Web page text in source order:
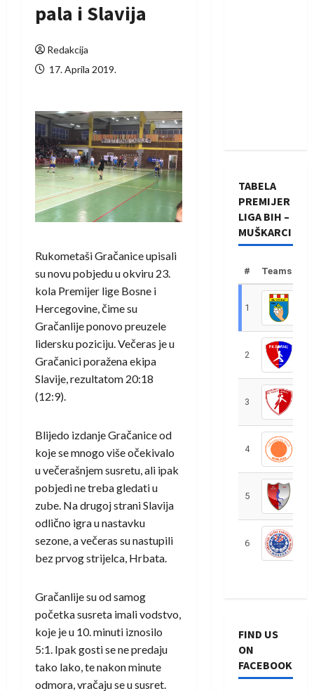
pala i Slavija
Redakcija
17. Aprila 2019.
Rukometaši Gračanice upisali
su novu pobjedu u okviru 23.
kola Premijer lige Bosne i
Hercegovine, čime su
Gračanlije ponovo preuzele
lidersku poziciju. Večeras je u
Gračanici poražena ekipa
Slavije, rezultatom 20:18
(12:9).
Blijedo izdanje Gračanice od
koje se mnogo više očekivalo
u večerašnjem susretu, ali ipak
pobjedi ne treba gledati u
zube. Na drugoj strani Slavija
odlično igra u nastavku
sezone, a večeras su nastupili
bez prvog strijelca, Hrbata.
Gračanlije su od samog
početka susreta imali vodstvo,
koje je u 10. minuti iznosilo
5:1. Ipak gosti se ne predaju
tako lako, te nakon minute
odmora, vračaju se u susret.
TABELA
PREMIJER
LIGA BIH –
MUŠKARCI
# Teams
1
2
3
4
5
6
FIND US
ON
FACEBOOK